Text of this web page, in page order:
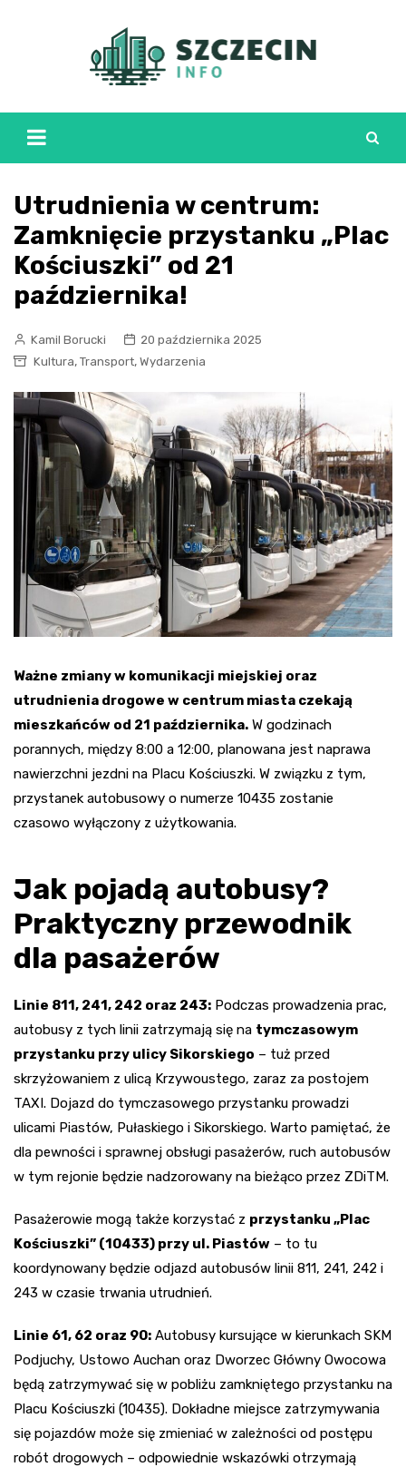
Utrudnienia w centrum:
Zamknięcie przystanku „Plac
Kościuszki” od 21
października!
Kamil Borucki
20 października 2025
Kultura, Transport, Wydarzenia
Ważne zmiany w komunikacji miejskiej oraz
utrudnienia drogowe w centrum miasta czekają
mieszkańców od 21 października. W godzinach
porannych, między 8:00 a 12:00, planowana jest naprawa
nawierzchni jezdni na Placu Kościuszki. W związku z tym,
przystanek autobusowy o numerze 10435 zostanie
czasowo wyłączony z użytkowania.
Jak pojadą autobusy?
Praktyczny przewodnik
dla pasażerów
Linie 811, 241, 242 oraz 243: Podczas prowadzenia prac,
autobusy z tych linii zatrzymają się na tymczasowym
przystanku przy ulicy Sikorskiego – tuż przed
skrzyżowaniem z ulicą Krzywoustego, zaraz za postojem
TAXI. Dojazd do tymczasowego przystanku prowadzi
ulicami Piastów, Pułaskiego i Sikorskiego. Warto pamiętać, że
dla pewności i sprawnej obsługi pasażerów, ruch autobusów
w tym rejonie będzie nadzorowany na bieżąco przez ZDiTM.
Pasażerowie mogą także korzystać z przystanku „Plac
Kościuszki” (10433) przy ul. Piastów – to tu
koordynowany będzie odjazd autobusów linii 811, 241, 242 i
243 w czasie trwania utrudnień.
Linie 61, 62 oraz 90: Autobusy kursujące w kierunkach SKM
Podjuchy, Ustowo Auchan oraz Dworzec Główny Owocowa
będą zatrzymywać się w pobliżu zamkniętego przystanku na
Placu Kościuszki (10435). Dokładne miejsce zatrzymywania
się pojazdów może się zmieniać w zależności od postępu
robót drogowych – odpowiednie wskazówki otrzymają